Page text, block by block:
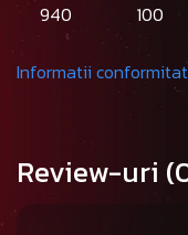
940 100
Informatii
Review-uri